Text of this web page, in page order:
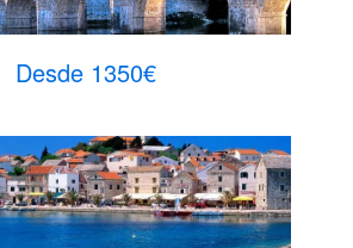
Desde 1350€